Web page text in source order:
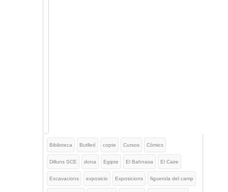
Biblioteca Butlletí copte Cursos Còmics
Dilluns SCE dona Egipte El Bahnasa El Caire
Excavacions exposicio Exposicions figuerola del camp